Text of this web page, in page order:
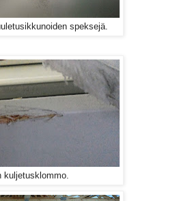
speksejä.
kuljetusklommo.